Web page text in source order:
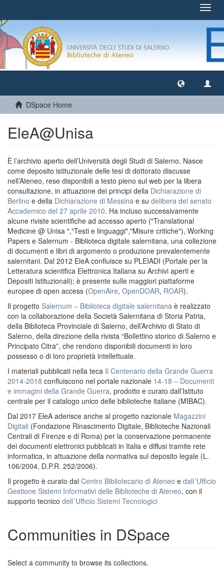
DSpace Home
EleA@Unisa
È l’archivio aperto dell’Università degli Studi di Salerno. Nasce
come deposito istituzionale delle tesi di dottorato discusse
nell’Ateneo, rese disponibili a testo pieno sul web per la libera
consultazione, in attuazione dei principi della Dichiarazione di
Berlino e della Dichiarazione di Messina e su delibera del senato
Accademico del 27 aprile 2010. Ha incluso successivamente
alcune riviste scientifiche ad accesso aperto ("Translational
Medicine @ Unisa ","Testi e linguaggi","Misure critiche"), Working
Papers e Salernum - Biblioteca digitale salernitana, una collezione
di documenti e libri di argomento o produzione prevalentemente
salernitani. Dal 2012 EleA confluisce su PLEIADI (Portale per la
Letteratura scientifica Elettronica Italiana su Archivi aperti e
Depositi Istituzionali); è presente sulle maggiori piattaforme
europee di open access (OpenAire, OpenDOAR, ROAR).
Il progetto Salernum – Biblioteca digitale salernitana è realizzato
con la collaborazione della Società Salernitana di Storia Patria,
della Biblioteca Provinciale di Salerno, dell’Archivio di Stato di
Salerno, della direzione della rivista “Bollettino storico di Salerno e
Principato Citra”, che rendono disponibili documenti in loro
possesso o di loro proprietà intellettuale.
I materiali pubblicati nella teca Il Centenario della Grande Guerra
2014-2018 confluiscono nel portale nazionale 14-18 – Documenti
e immagini della Grande Guerra, prodotto e curato dall’Istituto
centrale per il catalogo unico delle biblioteche italiane (MIBAC).
Dal 2017 EleA aderisce anche al progetto nazionale Magazzini
Digitali (Fondazione Rinascimento Digitale, Biblioteche Nazionali
Centrali di Firenze e di Roma) per la conservazione permanente
dei documenti elettronici pubblicati in Italia e diffusi tramite rete
informatica, in attuazione della normativa sul deposito legale (L.
106/2004, D.P.R. 252/2006).
Il progetto è curato dal Centro Bibliotecario di Ateneo e dall´Ufficio
Gestione Sistemi Informativi delle Biblioteche di Ateneo, con il
supporto tecnico dell´Ufficio Sistemi Tecnologici
Communities in DSpace
Select a community to browse its collections.